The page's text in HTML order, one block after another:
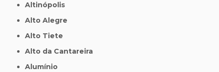
Altinópolis
Alto Alegre
Alto Tiete
Alto da Cantareira
Alumínio